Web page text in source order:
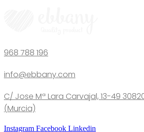
968 788 196
info@ebbany.com
C/ Jose Mª Lara Carvajal, 13-49
(Murcia)
Instagram Facebook Linkedin